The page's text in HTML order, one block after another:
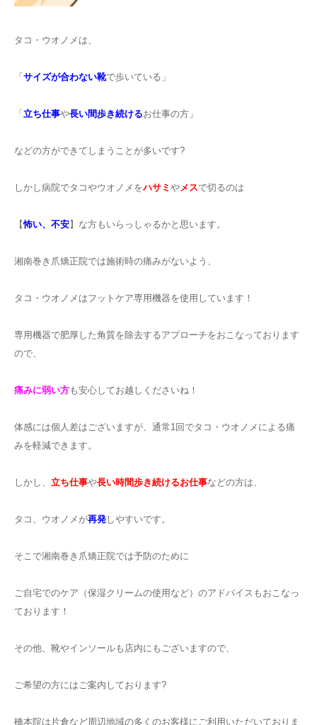
タコ・ウオノメは、
「 サイズが合わない靴で歩いている」
「 立ち仕事や長い間歩き続けるお仕事の方」
などの方ができてしまうことが多いです?
しかし病院でタコやウオノメをハサミ や メスで切るのは
【怖い、不安】な方もいらっしゃるかと思います。
湘南巻き爪矯正院では施術時の痛みがないよう、
タコ・ウオノメはフットケア専用機器を使用しています！
専用機器で肥厚した角質を除去するアプローチをおこなっております
ので、
痛みに弱い方も安心してお越しくださいね！
体感には個人差はございますが、通常1回でタコ・ウオノメによる痛
みを軽減できます。
しかし、 立ち仕事や長い時間歩き続けるお仕事などの方は、
タコ、ウオノメが再発 しやすいです。
そこで湘南巻き爪矯正院では予防のために
ご自宅でのケア（保湿クリームの使用など）のアドバイスもおこなっ
ております！
その他、靴やインソールも店内にもございますので、
ご希望の方にはご案内しております?
橋本院は片倉など周辺地域の多くのお客様にご利用いただいておりま